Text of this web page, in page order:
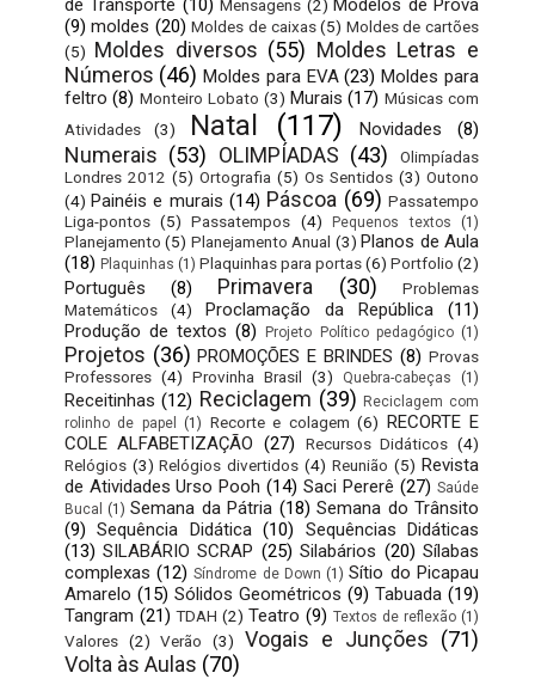
de Transporte (10) Mensagens (2) Modelos de Prova
(9) moldes (20) Moldes de caixas (5) Moldes de cartões
(5) Moldes diversos (55) Moldes Letras e
Números (46) Moldes para EVA (23) Moldes para
feltro (8) Monteiro Lobato (3) Murais (17) Músicas com
Atividades
(3) Natal (117) Novidades (8)
Numerais (53) OLIMPÍADAS (43)
Olimpíadas
Londres 2012 (5) Ortografia (5) Os Sentidos (3) Outono
(4) Painéis e murais (14) Páscoa (69) Passatempo
Liga-pontos (5) Passatempos (4) Pequenos textos (1)
Planejamento (5) Planejamento Anual (3) Planos de Aula
(18) Plaquinhas (1) Plaquinhas para portas(6) Portfolio (2)
Português (8) Primavera (30)
Problemas
Matemáticos
(4) Proclamação da República
(11)
Produção de textos (8) Projeto Político pedagógico (1)
Projetos (36) PROMOÇÕES E BRINDES (8) Provas
Professores (4) Provinha Brasil (3) Quebra-cabeças (1)
Receitinhas (12) Reciclagem (39) Reciclagem com
rolinho de papel
(1) Recorte e colagem (6)
RECORTE E
COLE ALFABETIZAÇÃO (27) Recursos Didáticos (4)
Relógios (3) Relógios divertidos (4) Reunião (5) Revista
de Atividades Urso Pooh (14) Saci Pererê (27) Saúde
Bucal
(1) Semana da Pátria (18) Semana do Trânsito
(9) Sequência Didática (10)
Sequências Didáticas
(13) SILABÁRIO SCRAP (25) Silabários (20) Sílabas
complexas (12) Síndrome de Down (1) Sítio do Picapau
Amarelo (15) Sólidos Geométricos (9) Tabuada (19)
Tangram (21) TDAH (2) Teatro (9) Textos de reflexão (1)
Valores (2) Verão (3) Vogais e Junções (71)
Volta às Aulas (70)